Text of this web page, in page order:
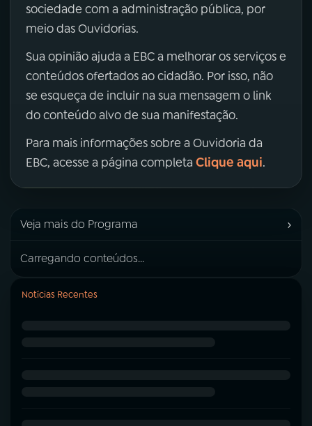
sociedade com a administração pública, por
meio das Ouvidorias.
Sua opinião ajuda a EBC a melhorar os serviços e
conteúdos ofertados ao cidadão. Por isso, não
se esqueça de incluir na sua mensagem o link
do conteúdo alvo de sua manifestação.
Para mais informações sobre a Ouvidoria da
EBC, acesse a página completa Clique aqui.
Veja mais do Programa ›
Carregando conteúdos...
Notícias Recentes